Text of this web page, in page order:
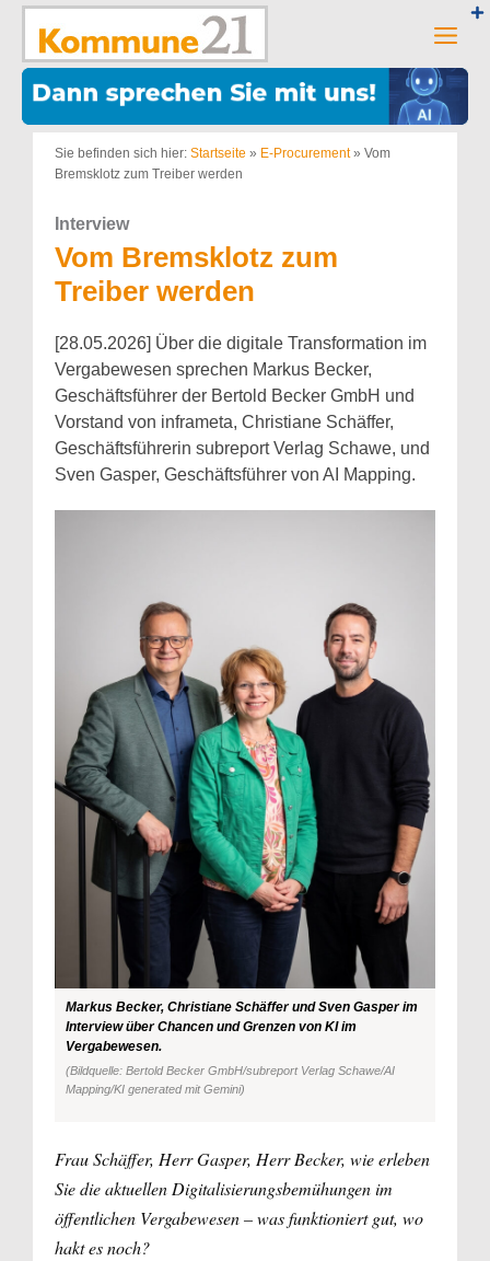
Zum
springen
Sie befinden sich hier: Startseite » E-Procurement» Vom
Bremsklotz zum Treiber werden
Interview
Vom Bremsklotz zum
Treiber werden
[28.05.2026] Über die digitale Transformation im
Vergabewesen sprechen Markus Becker,
Geschäftsführer der Bertold Becker GmbH und
Vorstand von inframeta, Christiane Schäffer,
Geschäftsführerin subreport Verlag Schawe, und
Sven Gasper, Geschäftsführer von AI Mapping.
Markus Becker, Christiane Schäffer und Sven Gasper im
Interview über Chancen und Grenzen von KI im
Vergabewesen.
(Bildquelle: Bertold Becker GmbH/subreport Verlag Schawe/AI
Mapping/KI generated mit Gemini)
Frau Schäffer, Herr Gasper, Herr Becker, wie erleben
Sie die aktuellen Digitalisierungsbemühungen im
öffentlichen Vergabewesen – was funktioniert gut, wo
hakt es noch?